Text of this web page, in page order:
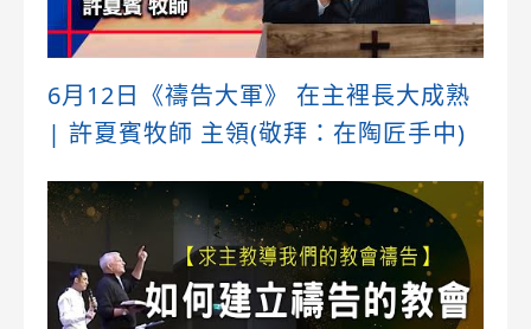
6月12日《禱告大軍》 在主裡長大成熟
| 許夏賓牧師 主領(敬拜：在陶匠手中)